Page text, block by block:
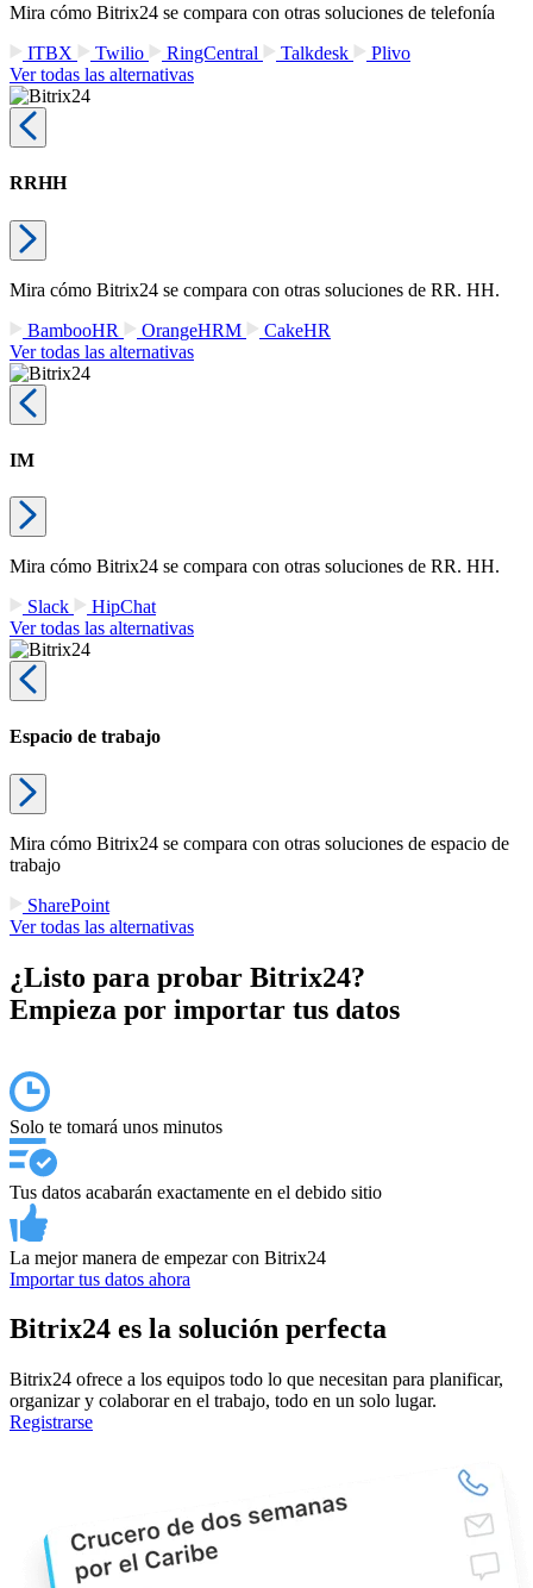
Mira cómo Bitrix24 se compara con otras soluciones de telefonía
ITBX
Twilio RingCentral Talkdesk
Plivo
Ver todas las alternativas
RRHH
Mira cómo Bitrix24 se compara con otras soluciones de RR. HH.
BambooHR
OrangeHRM
CakeHR
Ver todas las alternativas
IM
Mira cómo Bitrix24 se compara con otras soluciones de RR. HH.
Slack
HipChat
Ver todas las alternativas
Espacio de trabajo
Mira cómo Bitrix24 se compara con otras soluciones de espacio de
trabajo
SharePoint
Ver todas las alternativas
¿Listo para probar Bitrix24?
Empieza por importar tus datos
Solo te tomará unos minutos
Tus datos acabarán exactamente en el debido sitio
La mejor manera de empezar con Bitrix24
Importar tus datos ahora
Bitrix24 es la solución perfecta
Bitrix24 ofrece a los equipos todo lo que necesitan para planificar,
organizar y colaborar en el trabajo, todo en un solo lugar.
Registrarse